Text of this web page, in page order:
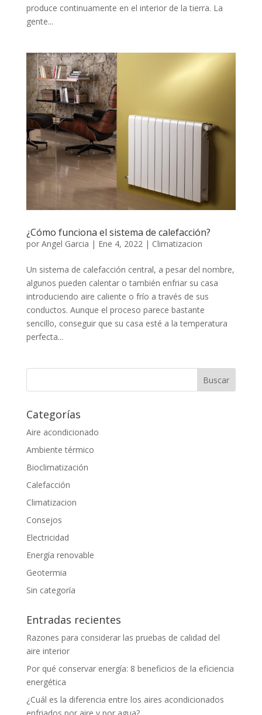
produce continuamente en el interior de la tierra. La
gente...
¿Cómo funciona el sistema de calefacción?
por Angel Garcia | Ene 4, 2022 | Climatizacion
Un sistema de calefacción central, a pesar del nombre,
algunos pueden calentar o también enfriar su casa
introduciendo aire caliente o frío a través de sus
conductos. Aunque el proceso parece bastante
sencillo, conseguir que su casa esté a la temperatura
perfecta...
Categorías
Aire acondicionado
Ambiente térmico
Bioclimatización
Calefacción
Climatizacion
Consejos
Electricidad
Energía renovable
Geotermia
Sin categoría
Entradas recientes
Razones para considerar las pruebas de calidad del
aire interior
Por qué conservar energía: 8 beneficios de la eficiencia
energética
¿Cuál es la diferencia entre los aires acondicionados